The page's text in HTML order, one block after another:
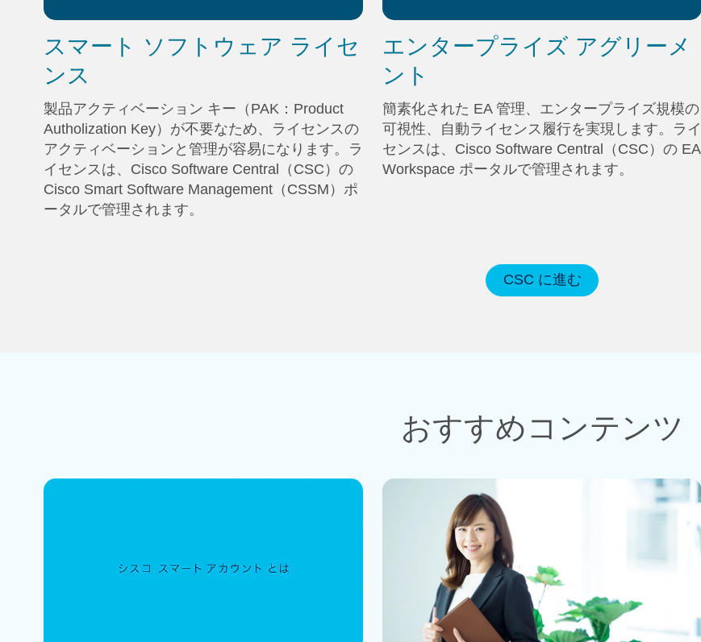
スマート ソフトウェア ライセ
ンス
製品アクティベーション キー（PAK：Product
Autholization Key）が不要なため、ライセンスの
アクティベーションと管理が容易になります。ラ
イセンスは、Cisco Software Central（CSC）の
Cisco Smart Software Management（CSSM）ポ
ータルで管理されます。
エンタープライズ アグリーメ
ント
簡素化された EA 管理、エンタープライズ規模の
可視性、自動ライセンス履行を実現します。ライ
センスは、Cisco Software Central（CSC）の EA
Workspace ポータルで管理されます。
CSC に進む
おすすめコンテンツ